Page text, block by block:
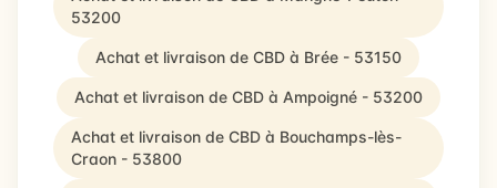
53200
Achat et livraison de CBD à Brée - 53150
Achat et livraison de CBD à Ampoigné - 53200
Achat et livraison de CBD à Bouchamps-lès-
Craon - 53800